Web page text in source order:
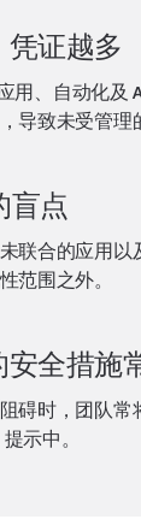
证越多
用、自动化及
导致未受管理
盲点
联合的应用以
范围之外。
全措施
碍时，团队
示中。